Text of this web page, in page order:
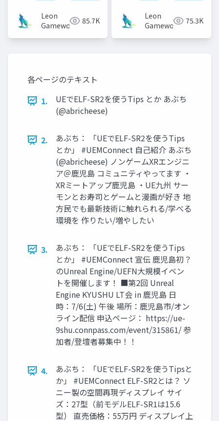
Leon
Gameworks 85.7K
Leon
Gameworks 75.3K
各ページのテキスト
1.
UEでELF-SR2を使うTips とか あぶち
(@abricheese)
2.
あぶち： 「UEでELF-SR2を使うTips
とか」 #UEMConnect 自己紹介 あぶち
(@abricheese) ノンゲームXRエンジニ
ア＠鹿児島 コミュニティやってます ・
XRミートアップ鹿児島 ・UE九州 サー
モンとお寿司とゲームと漫画が好き 地
方民でも最新技術に触れられる/学べる
環境を 作りたい/増やしたい
3.
あぶち： 「UEでELF-SR2を使うTips
とか」 #UEMConnect 宣伝 鹿児島初？
のUnreal Engine/UEFN大規模イベン
トを開催します！ ■第2回 Unreal
Engine KYUSHU LT会 in 鹿児島 日
時：7/6(土) 午後 場所：鹿児島市/オン
ライン配信 申込ページ： https://ue-
9shu.connpass.com/event/315861/ 参
加者/登壇者募集中！！
4.
あぶち： 「UEでELF-SR2を使うTipsと
か」 #UEMConnect ELF-SR2とは？ ソ
ニー製の空間再現ディスプレイ サイ
ズ：27型（前モデルELF-SR1は15.6
型） 直売価格：55万円 ディスプレイ上